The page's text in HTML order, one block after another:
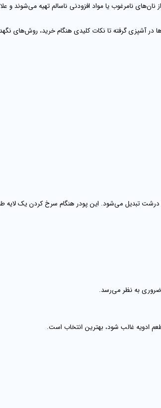
نامرغوب یا مواد افزودنی ناسالم تهیه می‌شوند و
در آشپزی گرفته تا نکات کلیدی هنگام خرید، روش‌های
تبدیل می‌شود. این پودر هنگام سرخ کردن یک لایه
ضروری به نظر می‌رسد.
ادویه غالب شود، بهترین انتخاب است.